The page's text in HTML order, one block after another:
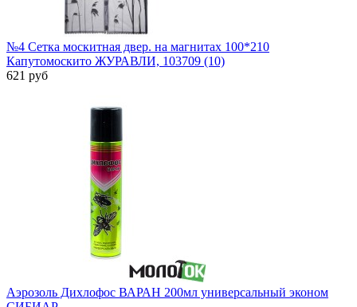
№4 Сетка москитная двер. на магнитах 100*210
Капутомоскито ЖУРАВЛИ, 103709 (10)
621 руб
Аэрозоль Дихлофос ВАРАН 200мл универсальный эконом